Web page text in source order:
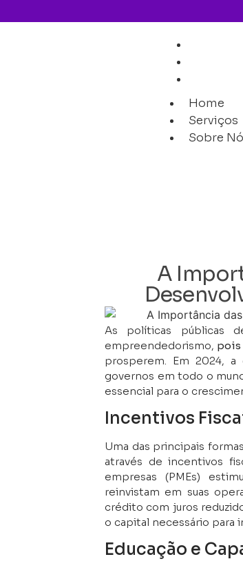
Home
Serviços
Sobre
A
As políticas públicas
empreendedorismo, pois
prosperem. Em 2024,
governos em todo o
essencial para o
Incentivos
Uma das principais
através de incentivos
empresas (PMEs)
reinvistam em suas
crédito com juros
o capital necessário para
Educação e